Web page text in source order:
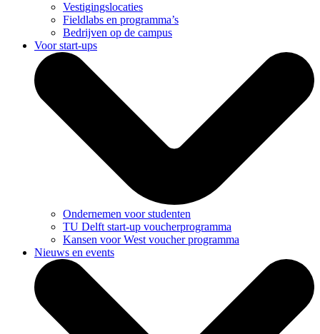
Vestigingslocaties
Fieldlabs en programma’s
Bedrijven op de campus
Voor start-ups
Ondernemen voor studenten
TU Delft start-up voucherprogramma
Kansen voor West voucher programma
Nieuws en events